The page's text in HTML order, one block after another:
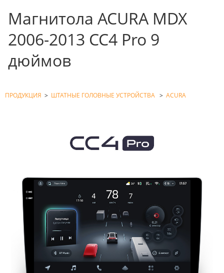
Магнитола ACURA MDX
2006-2013 CC4 Pro 9
дюймов
ПРОДУКЦИЯ > ШТАТНЫЕ ГОЛОВНЫЕ УСТРОЙСТВА > ACURA